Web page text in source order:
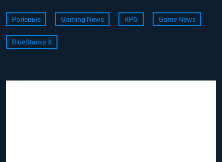
Ролевые Gaming News RPG Game News
BlueStacks X